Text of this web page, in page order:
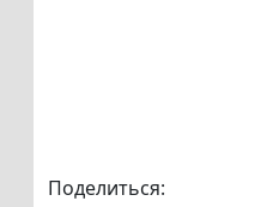
Поделиться: